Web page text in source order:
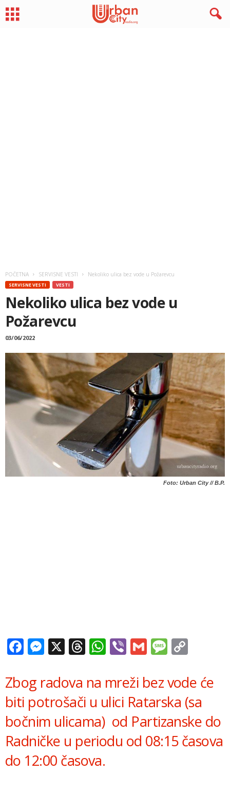
POČETNA SERVISNE VESTI Nekoliko ulica bez vode u Požarevcu
SERVISNE VESTI VESTI
Nekoliko ulica bez vode u
Požarevcu
03/06/2022
Foto: Urban City // B.P.
Facebook
Messenger
X Threads
WhatsApp
ViberGmail
Zbog radova na mreži bez vode će
biti potrošači u ulici Ratarska (sa
bočnim ulicama) od Partizanske do
Radničke u periodu od 08:15 časova
do 12:00 časova.